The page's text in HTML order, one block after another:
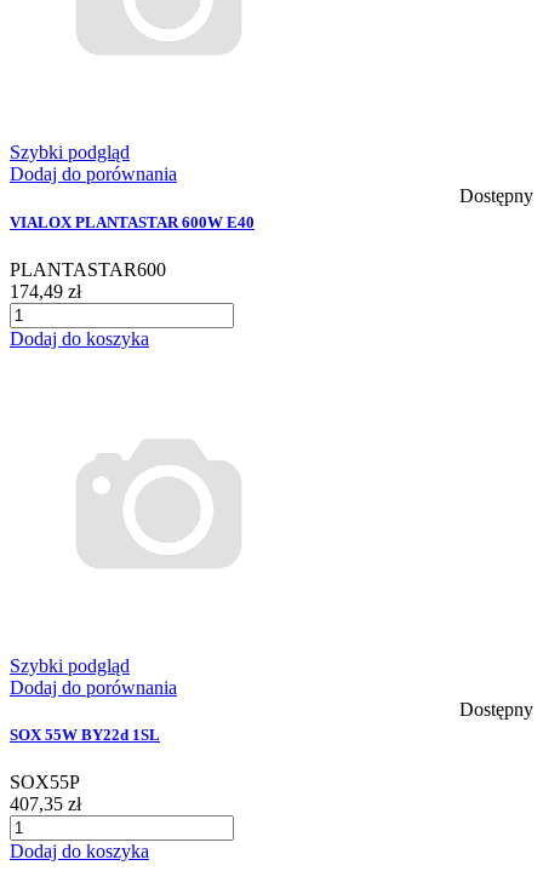
Szybki podgląd
Dodaj do porównania
Dostępny
VIALOX PLANTASTAR 600W E40
PLANTASTAR600
174,49 zł
Dodaj do koszyka
Szybki podgląd
Dodaj do porównania
Dostępny
SOX 55W BY22d 1SL
SOX55P
407,35 zł
Dodaj do koszyka